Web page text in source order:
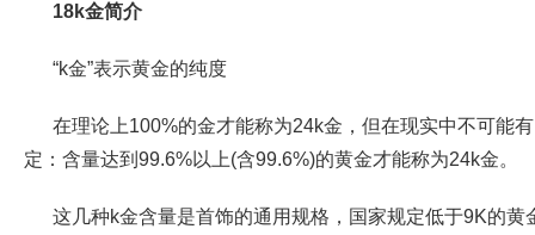
18k金简介
“k金”表示黄金的纯度
在理论上100%的金才能称为24k金，但在现实中不可能
定：含量达到99.6%以上(含99.6%)的黄金才能称为24k金。
这几种k金含量是首饰的通用规格，国家规定低于9K的黄